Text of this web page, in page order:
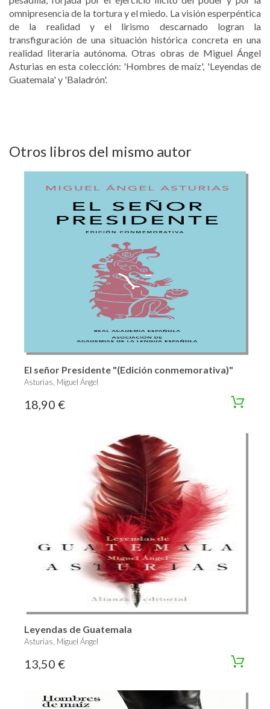
omnipresencia de la tortura y el miedo. La visión esperpéntica
de la realidad y el lirismo descarnado logran la
transfiguración de una situación histórica concreta en una
realidad literaria autónoma. Otras obras de Miguel Ángel
Asturias en esta colección: 'Hombres de maíz', 'Leyendas de
Guatemala' y 'Baladrón'.
Otros libros del mismo autor
El señor Presidente "(Edición conmemorativa)"
Asturias, Miguel Ángel
18,90 €
Leyendas de Guatemala
Asturias, Miguel Ángel
13,50 €